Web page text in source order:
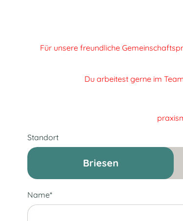
Für unsere freundliche
Du arbeitest gerne im
Standort
Briesen
Name*